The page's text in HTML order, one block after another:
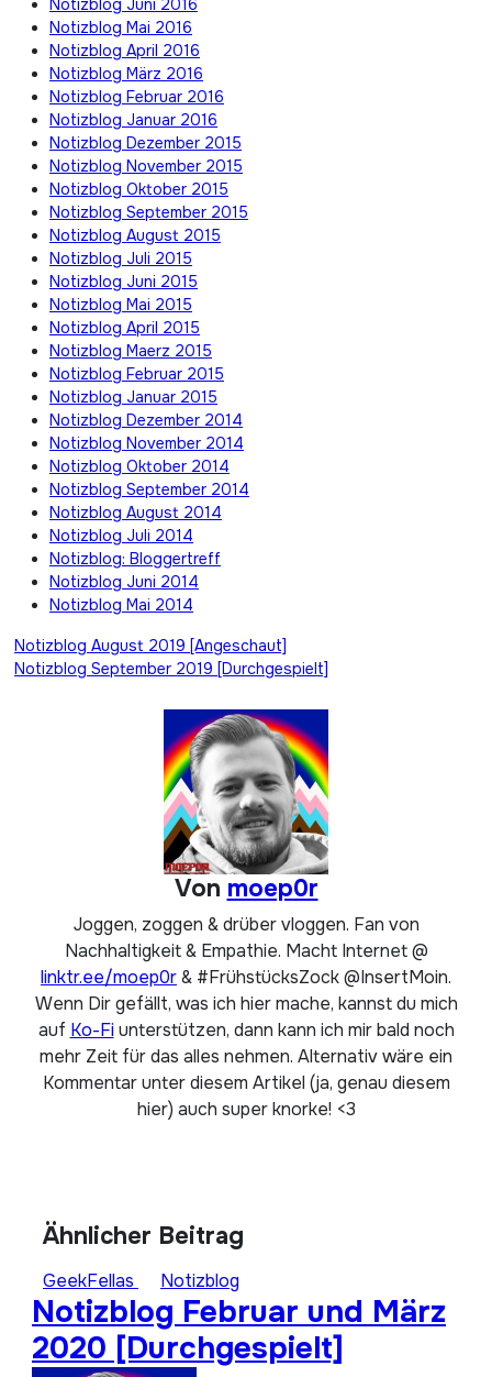
Notizblog Juni 2016
Notizblog Mai 2016
Notizblog April 2016
Notizblog März 2016
Notizblog Februar 2016
Notizblog Januar 2016
Notizblog Dezember 2015
Notizblog November 2015
Notizblog Oktober 2015
Notizblog September 2015
Notizblog August 2015
Notizblog Juli 2015
Notizblog Juni 2015
Notizblog Mai 2015
Notizblog April 2015
Notizblog Maerz 2015
Notizblog Februar 2015
Notizblog Januar 2015
Notizblog Dezember 2014
Notizblog November 2014
Notizblog Oktober 2014
Notizblog September 2014
Notizblog August 2014
Notizblog Juli 2014
Notizblog: Bloggertreff
Notizblog Juni 2014
Notizblog Mai 2014
Beitragsnavigation
Notizblog August 2019 [Angeschaut]
Notizblog September 2019 [Durchgespielt]
Von moep0r
Joggen, zoggen & drüber vloggen. Fan von
Nachhaltigkeit & Empathie. Macht Internet @
linktr.ee/moep0r& #FrühstücksZock @InsertMoin.
Wenn Dir gefällt, was ich hier mache, kannst du mich
auf Ko-Fiunterstützen, dann kann ich mir bald noch
mehr Zeit für das alles nehmen. Alternativ wäre ein
Kommentar unter diesem Artikel (ja, genau diesem
hier) auch super knorke! <3
Ähnlicher Beitrag
GeekFellas Notizblog
Notizblog Februar und März
2020 [Durchgespielt]